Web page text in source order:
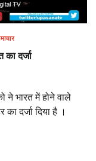
दर्जा
ने भारत में होने वाले
दर्जा दिया है ।